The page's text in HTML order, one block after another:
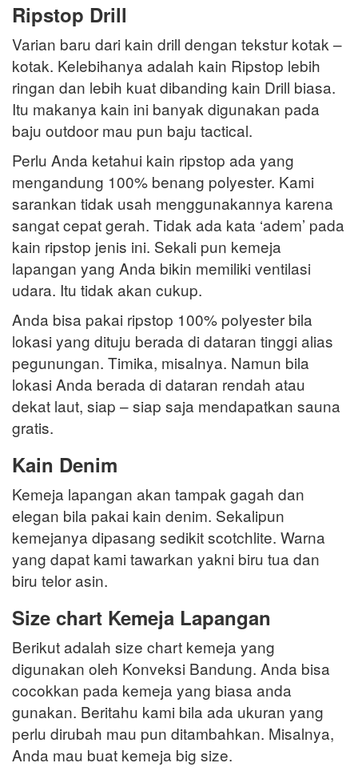
Ripstop Drill
Varian baru dari kain drill dengan tekstur kotak –
kotak. Kelebihanya adalah kain Ripstop lebih
ringan dan lebih kuat dibanding kain Drill biasa.
Itu makanya kain ini banyak digunakan pada
baju outdoor mau pun baju tactical.
Perlu Anda ketahui kain ripstop ada yang
mengandung 100% benang polyester. Kami
sarankan tidak usah menggunakannya karena
sangat cepat gerah. Tidak ada kata ‘adem’ pada
kain ripstop jenis ini. Sekali pun kemeja
lapangan yang Anda bikin memiliki ventilasi
udara. Itu tidak akan cukup.
Anda bisa pakai ripstop 100% polyester bila
lokasi yang dituju berada di dataran tinggi alias
pegunungan. Timika, misalnya. Namun bila
lokasi Anda berada di dataran rendah atau
dekat laut, siap – siap saja mendapatkan sauna
gratis.
Kain Denim
Kemeja lapangan akan tampak gagah dan
elegan bila pakai kain denim. Sekalipun
kemejanya dipasang sedikit scotchlite. Warna
yang dapat kami tawarkan yakni biru tua dan
biru telor asin.
Size chart Kemeja Lapangan
Berikut adalah size chart kemeja yang
digunakan oleh Konveksi Bandung. Anda bisa
cocokkan pada kemeja yang biasa anda
gunakan. Beritahu kami bila ada ukuran yang
perlu dirubah mau pun ditambahkan. Misalnya,
Anda mau buat kemeja big size.